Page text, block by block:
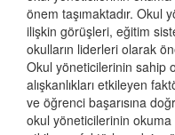
önem taşımaktadır. Okul
ilişkin görüşleri, eğitim
okulların liderleri olarak
Okul yöneticilerinin sahip
alışkanlıkları etkileyen
ve öğrenci başarısına
okul yöneticilerinin okuma